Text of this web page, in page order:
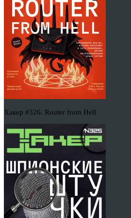
Хакер #326. Router from Hell